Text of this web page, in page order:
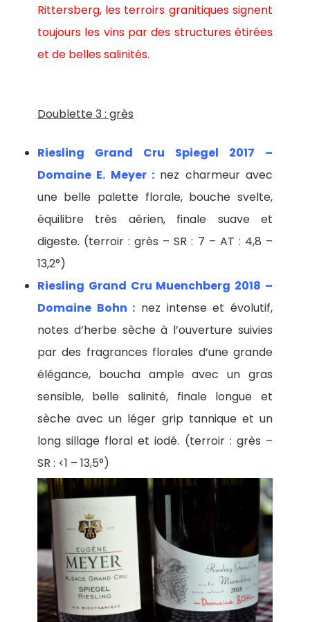
Rittersberg, les terroirs granitiques signent
toujours les vins par des structures étirées
et de belles salinités.
Doublette 3 : grès
Riesling Grand Cru Spiegel 2017 –
Domaine E. Meyer : nez charmeur avec
une belle palette florale, bouche svelte,
équilibre très aérien, finale suave et
digeste. (terroir : grès – SR : 7 – AT : 4,8 –
13,2°)
Riesling Grand Cru Muenchberg 2018 –
Domaine Bohn : nez intense et évolutif,
notes d’herbe sèche à l’ouverture suivies
par des fragrances florales d’une grande
élégance, boucha ample avec un gras
sensible, belle salinité, finale longue et
sèche avec un léger grip tannique et un
long sillage floral et iodé. (terroir : grès –
SR : <1 – 13,5°)